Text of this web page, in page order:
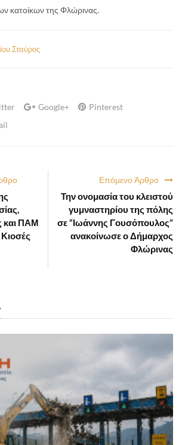
κατοίκων της Φλώρινας.
Σταύρος
Google+
Pinterest
Επόμενο Άρθρο
Την ονομασία του κλειστού
γυμναστηρίου της πόλης
σε “Ιωάννης Γουσόπουλος”
ανακοίνωσε ο Δήμαρχος
Φλώρινας
και ΠΑΜ